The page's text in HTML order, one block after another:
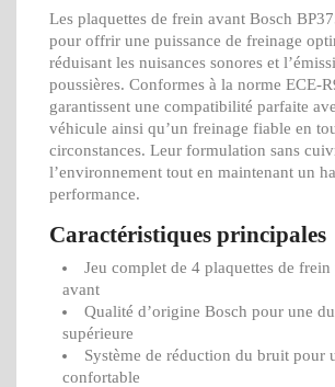
Les plaquettes de frein avant Bosch
pour offrir une puissance de freinage
réduisant les nuisances sonores et
poussières. Conformes à la norme ECE-
garantissent une compatibilité parfaite
véhicule ainsi qu’un freinage fiable en
circonstances. Leur formulation sans
l’environnement tout en maintenant un
performance.
Caractéristiques principales
Jeu complet de 4 plaquettes de frein
avant
Qualité d’origine Bosch pour une
supérieure
Système de réduction du bruit pour
confortable